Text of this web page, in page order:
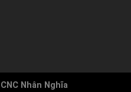
CNC Nhân Nghĩa